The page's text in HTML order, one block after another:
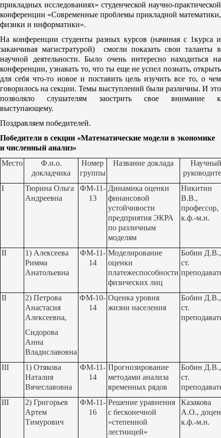
прикладных исследованиях» студенческой научно-практической
конференции «Современные проблемы прикладной математики,
физики и информатики».
На конференции студенты разных курсов (начиная с 1курса и
заканчивая магистратурой) смогли показать свои таланты в
научной деятельности. Было очень интересно находиться на
конференции, узнавать то, что ты еще не успел познать, открыть
для себя что-то новое и поставить цель изучить все то, о чем
говорилось на секции. Темы выступлений были различны. И это
позволяло слушателям заострить свое внимание к
выступающему.
Поздравляем победителей.
Победители в секции «Математические модели в экономике
и численный анализ»
Место
Ф.и.о.
докладчика
Номер
группы
Название доклада
Научный
I
Тюрина Ольга
Андреевна
ФМ-11-
13
Динамика оценки
финансовой
устойчивости
предприятия ЭКРА
по различным
моделям
Никитин
В.В.,
профессор,
к.ф.-м.н.
II
1) Алексеева
Римма
Анатольевна
ФМ-11-
14
Моделирование
оценки
платежеспособности
физических лиц
Бобин Д.В.,
ст.
II
2) Петрова
Анастасия
Алексеевна,
Сидорова
Анна
Владиславовна
ФМ-10-
14
Оценка уровня
жизни населения
Бобин Д.В.,
ст.
III
1) Отякова
Наталия
Вячеславовна
ФМ-11-
14
Прогнозирование
методами анализа
временных рядов
Бобин Д.В.,
ст.
III
2) Григорьев
Артем
Тимурович
ФМ-11-
16
Решение уравнения
с бесконечной
«степенной
лестницей»
Казакова
А.О.,
к.ф.-м.н.